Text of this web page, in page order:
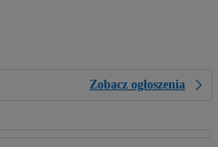
Zobacz ogłoszenia